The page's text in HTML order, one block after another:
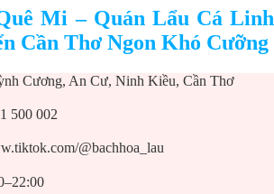
Mi – Quán Lẩu Cá Linh
Cần Thơ Ngon Khó Cưỡng
Cương, An Cư, Ninh Kiều, Cần Thơ
500 002
@bachhoa_lau